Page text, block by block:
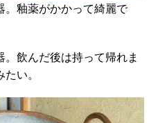
。釉薬がかかって綺麗で
飲んだ後は持って帰れま
い。